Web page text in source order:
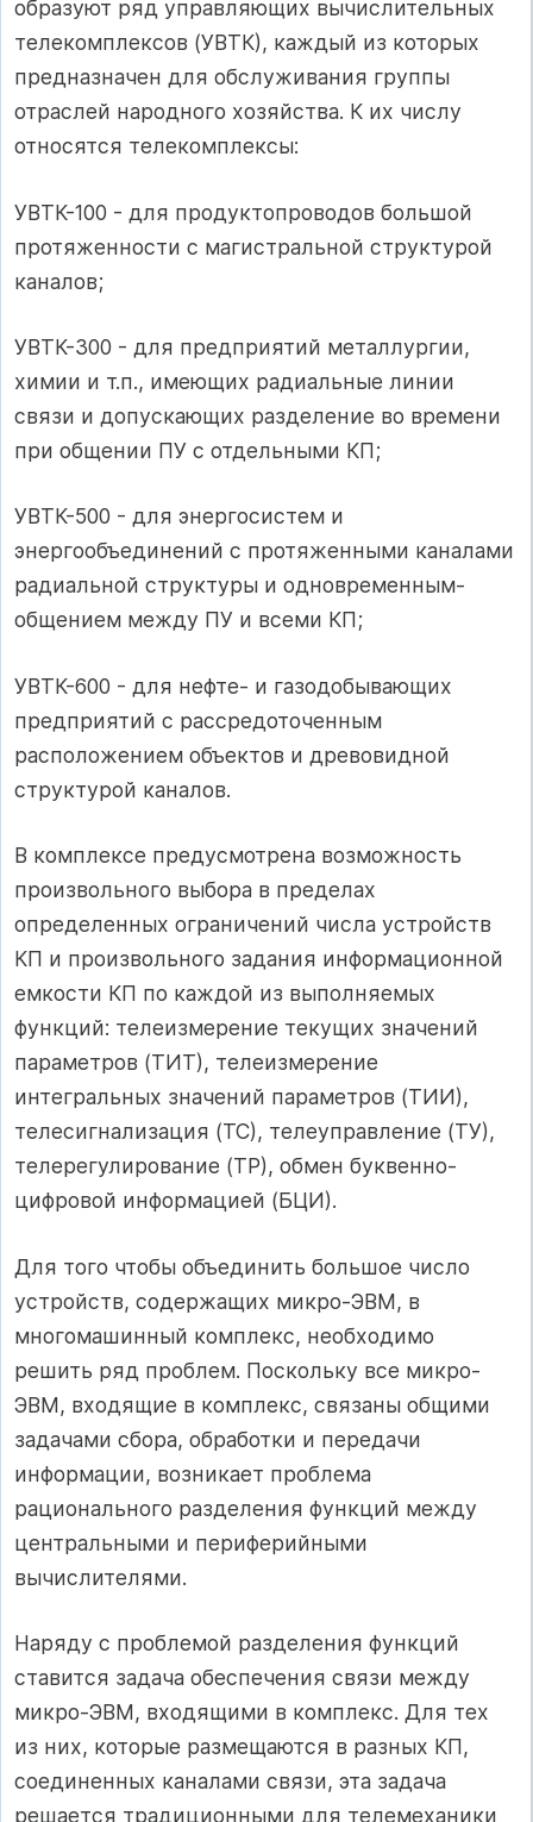
образуют ряд управляющих вычислительных
телекомплексов (УВТК), каждый из которых
предназначен для обслуживания группы
отраслей народного хозяйства. К их числу
относятся телекомплексы:
УВТК-100 - для продуктопроводов большой
протяженности с магистральной структурой
каналов;
УВТК-300 - для предприятий металлургии,
химии и т.п., имеющих радиальные линии
связи и допускающих разделение во времени
при общении ПУ с отдельными КП;
УВТК-500 - для энергосистем и
энергообъединений с протяженными каналами
радиальной структуры и одновременным-
общением между ПУ и всеми КП;
УВТК-600 - для нефте- и газодобывающих
предприятий с рассредоточенным
расположением объектов и древовидной
структурой каналов.
В комплексе предусмотрена возможность
произвольного выбора в пределах
определенных ограничений числа устройств
КП и произвольного задания информационной
емкости КП по каждой из выполняемых
функций: телеизмерение текущих значений
параметров (ТИТ), телеизмерение
интегральных значений параметров (ТИИ),
телесигнализация (ТС), телеуправление (ТУ),
телерегулирование (ТР), обмен буквенно-
цифровой информацией (БЦИ).
Для того чтобы объединить большое число
устройств, содержащих микро-ЭВМ, в
многомашинный комплекс, необходимо
решить ряд проблем. Поскольку все микро-
ЭВМ, входящие в комплекс, связаны общими
задачами сбора, обработки и передачи
информации, возникает проблема
рационального разделения функций между
центральными и периферийными
вычислителями.
Наряду с проблемой разделения функций
ставится задача обеспечения связи между
микро-ЭВМ, входящими в комплекс. Для тех
из них, которые размещаются в разных КП,
соединенных каналами связи, эта задача
решается традиционными для телемеханики